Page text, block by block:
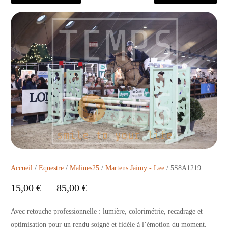
Accueil /Equestre /Malines25 /Martens Jaimy - Lee / 5S8A1219
15,00€ – 85,00€
Avec retouche professionnelle : lumière, colorimétrie, recadrage et
optimisation pour un rendu soigné et fidèle à l’émotion du moment.